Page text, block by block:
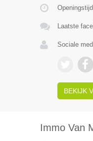
Laatste
Sociale
BEKIJK
Immo Van